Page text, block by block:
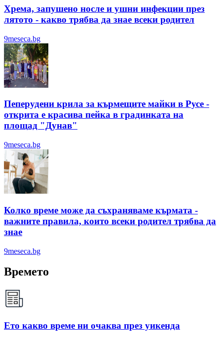
Хрема, запушено носле и ушни инфекции през
лятотo - какво трябва да знае всеки родител
9meseca.bg
Пеперудени крила за кърмещите майки в Русе -
открита е красива пейка в градинката на
площад "Дунав"
9meseca.bg
Колко време може да съхраняваме кърмата -
важните правила, които всеки родител трябва да
знае
9meseca.bg
Времето
Ето какво време ни очаква през уикенда